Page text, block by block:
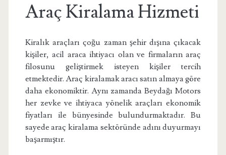
Araç Kiralama Hizmeti
Kiralık araçları çoğu zaman şehir dışına çıkacak
kişiler, acil araca ihtiyacı olan ve firmaların araç
filosunu geliştirmek isteyen kişiler tercih
etmektedir. Araç kiralamak aracı satın almaya göre
daha ekonomiktir. Aynı zamanda Beydağı Motors
her zevke ve ihtiyaca yönelik araçları ekonomik
fiyatları ile bünyesinde bulundurmaktadır. Bu
sayede araç kiralama sektöründe adını duyurmayı
başarmıştır.